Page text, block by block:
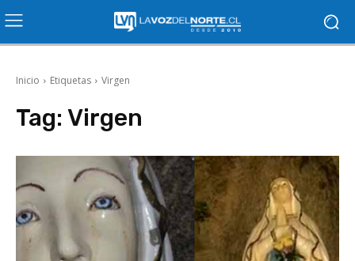
Inicio Etiquetas Virgen
Tag: Virgen